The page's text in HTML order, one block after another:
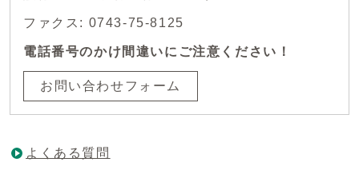
ファクス: 0743-75-8125
電話番号のかけ間違いにご注意ください！
お問い合わせフォーム
よくある質問